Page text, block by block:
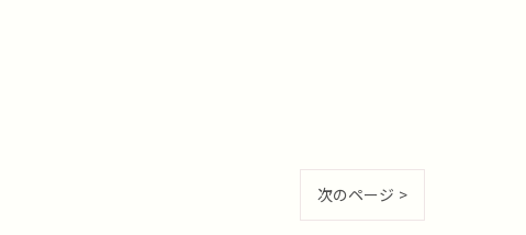
次のページ >